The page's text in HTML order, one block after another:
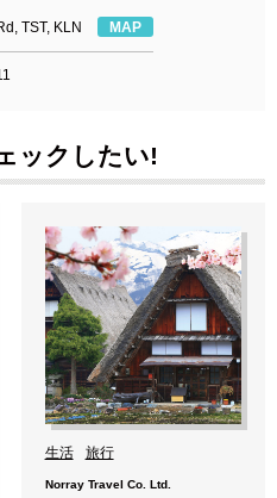
TST, KLN MAP
ックしたい!
生活 旅行
Norray Travel Co. Ltd.